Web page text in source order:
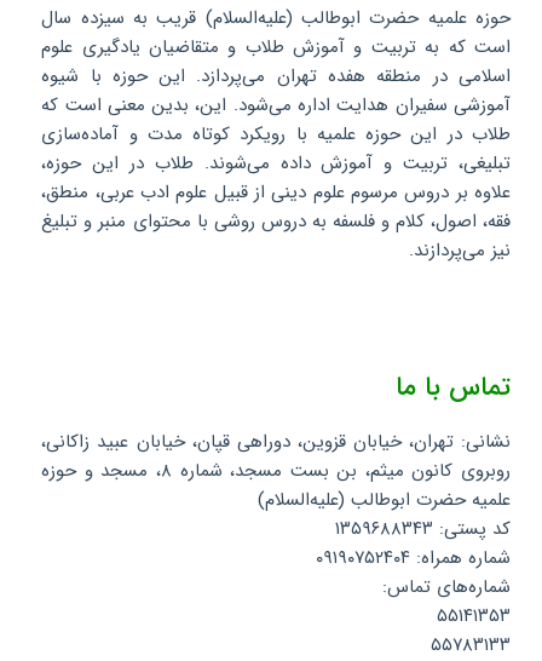
حوزه علمیه حضرت ابوطالب (علیه‌السلام) قریب به سیزده سال
است که به تربیت و آموزش طلاب و متقاضیان یادگیری علوم
اسلامی در منطقه هفده تهران می‌پردازد. این حوزه با شیوه
آموزشی سفیران هدایت اداره می‌شود. این، بدین معنی است که
طلاب در این حوزه علمیه با رویکرد کوتاه مدت و آماده‌سازی
تبلیغی، تربیت و آموزش داده می‌شوند. طلاب در این حوزه،
علاوه بر دروس مرسوم علوم دینی از قبیل علوم ادب عربی، منطق،
فقه، اصول، کلام و فلسفه به دروس روشی با محتوای منبر و تبلیغ
نیز می‌پردازند.
تماس با ما
نشانی: تهران، خیابان قزوین، دوراهی قپان، خیابان عبید زاکانی،
روبروی کانون میثم، بن بست مسجد، شماره ۸، مسجد و حوزه
علمیه حضرت ابوطالب (علیه‌السلام)
کد پستی: ۱۳۵۹۶۸۸۳۴۳
شماره همراه: ۰۹۱۹۰۷۵۲۴۰۴
شماره‌های تماس:
۵۵۱۴۱۳۵۳
۵۵۷۸۳۱۳۳